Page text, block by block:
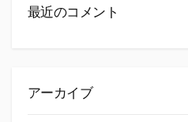
最近のコメント
アーカイブ